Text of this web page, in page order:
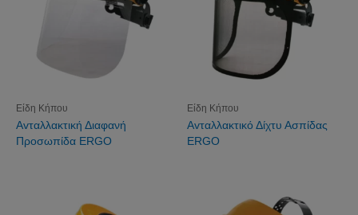
Είδη Κήπου
Avταλλακτική Διαφανή
Προσωπίδα ERGO
Είδη Κήπου
Avταλλακτικό Δίχτυ Ασπίδας
ERGO